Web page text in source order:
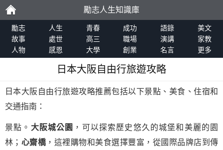
勵
志
勵志人生知識庫
勵志 人生 青春 成功 語錄
美文
故事
處世 高三 職場 演講
家教
人物
感恩 大學 創業 名言 更多
日本大阪自由行旅遊攻略
日本大阪自由行旅遊攻略推薦包括以下景點、美食、住宿和
交通指南：
景點。 大阪城公園 ，可以探索歷史悠久的城堡和美麗的園
林； 心齋橋，這裡購物和美食選擇豐富，從國際品牌店到傳